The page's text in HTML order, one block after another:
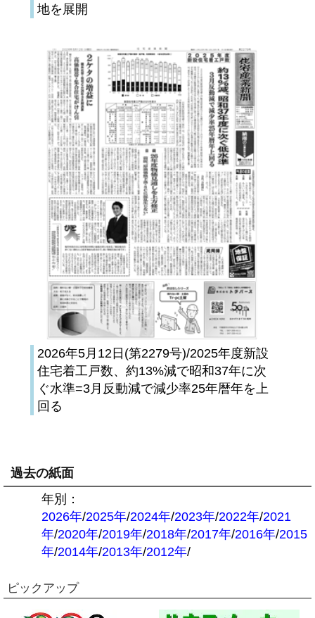
地を展開
2026年5月12日(第2279号)/2025年度新設
住宅着工戸数、約13%減で昭和37年に次
ぐ水準=3月反動減で減少率25年暦年を上
回る
過去の紙面
年別：
2026年/2025年/2024年/2023年/2022年/2021
年/2020年/2019年/2018年/2017年/2016年/2015
年/2014年/2013年/2012年/
ピックアップ